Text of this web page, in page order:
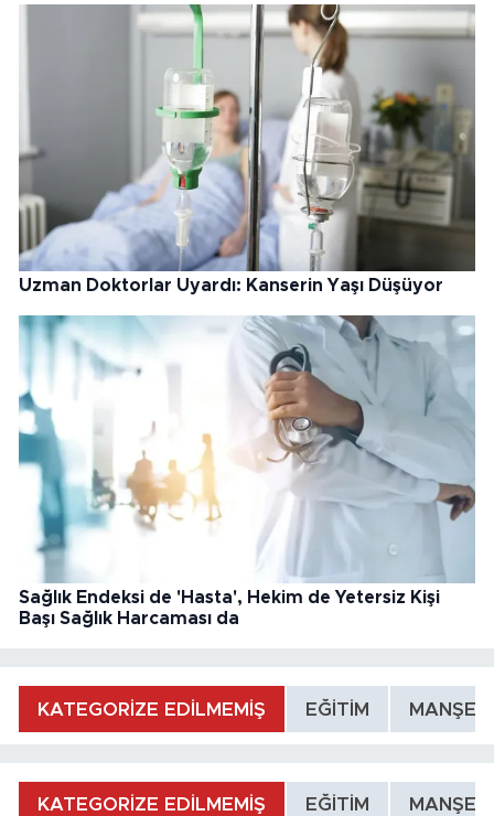
Uzman Doktorlar Uyardı: Kanserin Yaşı Düşüyor
Sağlık Endeksi de 'Hasta', Hekim de Yetersiz Kişi
Başı Sağlık Harcaması da
KATEGORİZE EDİLMEMİŞ EĞİTİM MANŞET
KATEGORİZE EDİLMEMİŞ EĞİTİM MANŞET